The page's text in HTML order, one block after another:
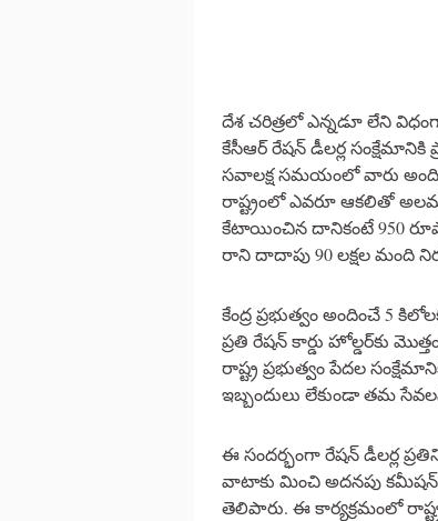
దేశ చరిత్రలో ఎన్నడూ లేని
కేసీఆర్ రేషన్ డీలర్ల
సవాలక్ష సమయంలో వారు
రాష్ట్రంలో ఎవరూ ఆకలితో
కేటాయించిన దానికంటే 950
రాని దాదాపు 90 లక్షల మంది
కేంద్ర ప్రభుత్వం అందించే 5
ప్రతి రేషన్ కార్డు హోల్డర్‌కు
రాష్ట్ర ప్రభుత్వం పేదల
ఇబ్బందులు లేకుండా తమ
ఈ సందర్భంగా రేషన్ డీలర్ల
వాటాకు మించి అదనపు కమీషన్‌ను
తెలిపారు. ఈ కార్యక్రమంలో